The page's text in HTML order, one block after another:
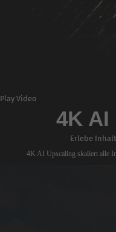
Play Video
4K AI
Erlebe
4K AI Upscaling skaliert alle